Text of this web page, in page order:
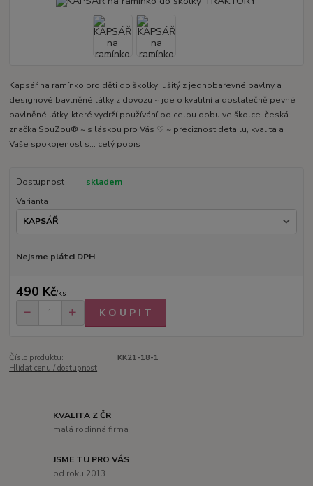
Kapsář na ramínko pro děti do školky: ušitý z jednobarevné bavlny a
designové bavlněné látky z dovozu ~ jde o kvalitní a dostatečně pevné
bavlněné látky, které vydrží používání po celou dobu ve školce česká
značka SouZou® ~ s láskou pro Vás ♡ ~ preciznost detailu, kvalita a
Vaše spokojenost s... celý popis
Dostupnost
skladem
Varianta
Nejsme plátci DPH
490 Kč/ks
K O U P I T
Číslo produktu:
KK21-18-1
Hlídat cenu / dostupnost
KVALITA Z ČR
malá rodinná firma
JSME TU PRO VÁS
od roku 2013